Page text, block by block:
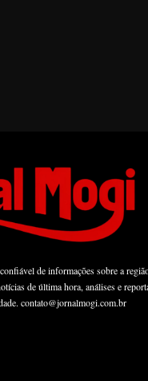
de informações sobre a
de última hora, análises e
contato@jornalmogi.com.br